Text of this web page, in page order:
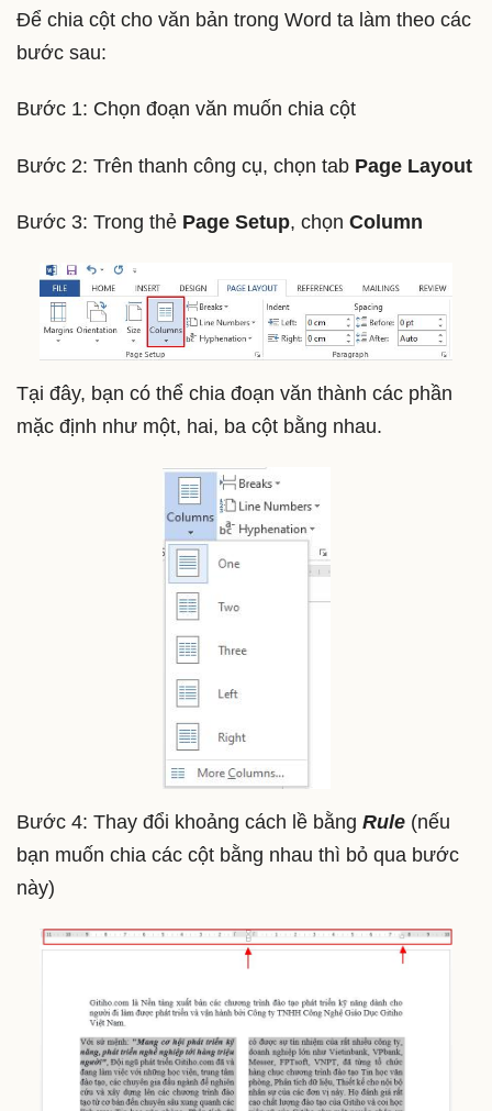
Để chia cột cho văn bản trong Word ta làm theo các
bước sau:
Bước 1: Chọn đoạn văn muốn chia cột
Bước 2: Trên thanh công cụ, chọn tab Page Layout
Bước 3: Trong thẻ Page Setup, chọn Column
Tại đây, bạn có thể chia đoạn văn thành các phần
mặc định như một, hai, ba cột bằng nhau.
Bước 4: Thay đổi khoảng cách lề bằng Rule (nếu
bạn muốn chia các cột bằng nhau thì bỏ qua bước
này)